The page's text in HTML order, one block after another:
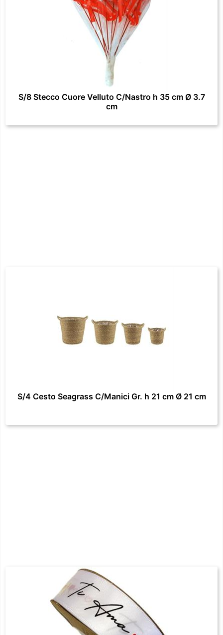
S/8 Stecco Cuore Velluto C/Nastro h 35 cm Ø 3.7
cm
S/4 Cesto Seagrass C/Manici Gr. h 21 cm Ø 21 cm